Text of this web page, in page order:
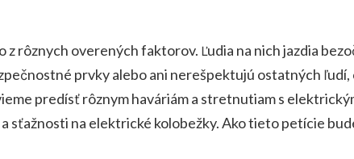
rôznych overených faktorov. Ľudia na nich jazdia
prvky alebo ani nerešpektujú ostatných
predísť rôznym haváriám a stretnutiam s
sťažnosti na elektrické kolobežky. Ako tieto petície